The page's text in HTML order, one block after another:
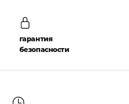
гарантия
безопасности